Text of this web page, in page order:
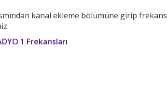
kanal ekleme bölümüne girip frekans
1 Frekansları